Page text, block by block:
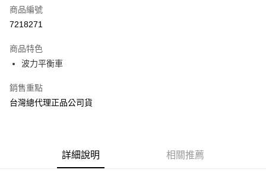
LINE Pay
街口支付
悠遊付
AFTEE先享後付
商品編號
7218271
商品特色
波力平衡車
銷售重點
台灣總代理正品公司貨
詳細說明 相關推薦